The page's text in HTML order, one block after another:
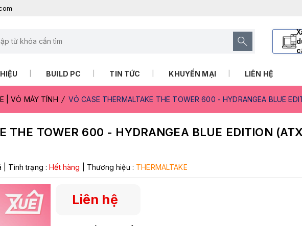
BUILD PC TIN TỨC KHUYẾN MẠI LIÊN HỆ
| VỎ MÁY TÍNH VỎ CASE THERMALTAKE THE TOWER 600 - HYDRANGEA BLUE
THE TOWER 600 - HYDRANGEA BLUE EDITION
Tình trạng :Hết hàng Thương hiệu : THERMALTAKE
Liên hệ